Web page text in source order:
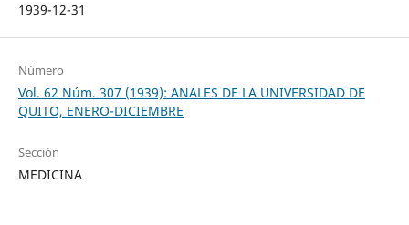
1939-12-31
Número
Vol. 62 Núm. 307 (1939): ANALES DE LA UNIVERSIDAD DE
QUITO, ENERO-DICIEMBRE
Sección
MEDICINA